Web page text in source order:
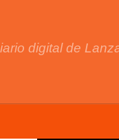
digital de